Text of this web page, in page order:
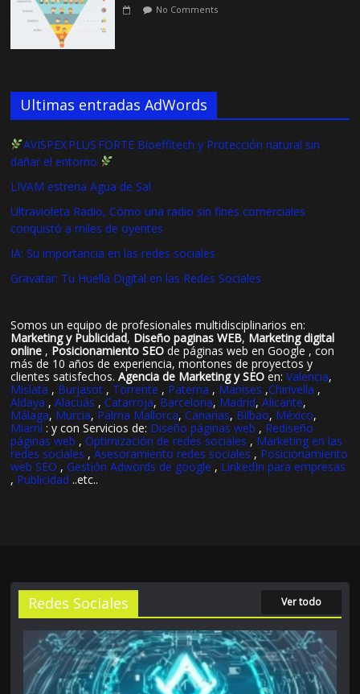
No Comments
Ultimas entradas AdWords
AVISPEX PLUS FORTE Bioeffitech y Protección natural sin
dañar el entorno
LIVAM estrena Agua de Sal
Ultravioleta Radio, Cómo una radio sin fines comerciales
conquistó a miles de oyentes
IA: Su importancia en las redes sociales
Gravatar: Tu Huella Digital en las Redes Sociales
Somos un equipo de profesionales multidisciplinarios en:
Marketing y Publicidad, Diseño paginas WEB, Marketing digital
online , Posicionamiento SEO de páginas web en Google , con
más de 10 años de experiencia, montones de proyectos y
clientes satisfechos.Agencia de Marketing y SEO en:Valencia,
Mislata , Burjasot , Torrente , Paterna , Manises ,Chirivella ,
Aldaya ,Alacuás ,Catarroja, Barcelona, Madrid,Alicante,
Málaga, Murcia, Palma Mallorca,Canarias, Bilbao, México,
Miami : y con Servicios de: Diseño páginas web , Rediseño
páginas web ,Optimización de redes sociales , Marketing en las
redes sociales ,Asesoramiento redes sociales , Posicionamiento
web SEO ,Gestión Adwords de google , LinkedIn para empresas
, Publicidad ..etc..
Redes Sociales Ver todo